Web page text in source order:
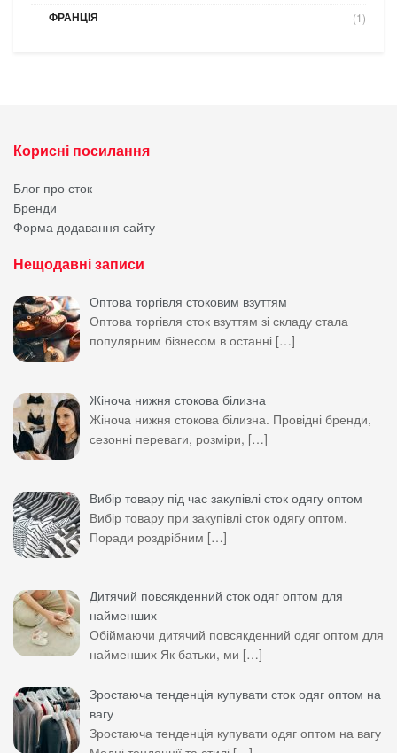
ФРАНЦІЯ (1)
Корисні посилання
Блог про сток
Бренди
Форма додавання сайту
Нещодавні записи
Оптова торгівля стоковим взуттям
Оптова торгівля сток взуттям зі складу стала
популярним бізнесом в останні […]
Жіноча нижня стокова білизна
Жіноча нижня стокова білизна. Провідні бренди,
сезонні переваги, розміри, […]
Вибір товару під час закупівлі сток одягу оптом
Вибір товару при закупівлі сток одягу оптом.
Поради роздрібним […]
Дитячий повсякденний сток одяг оптом для
найменших
Обіймаючи дитячий повсякденний одяг оптом для
найменших Як батьки, ми […]
Зростаюча тенденція купувати сток одяг оптом на
вагу
Зростаюча тенденція купувати одяг оптом на вагу